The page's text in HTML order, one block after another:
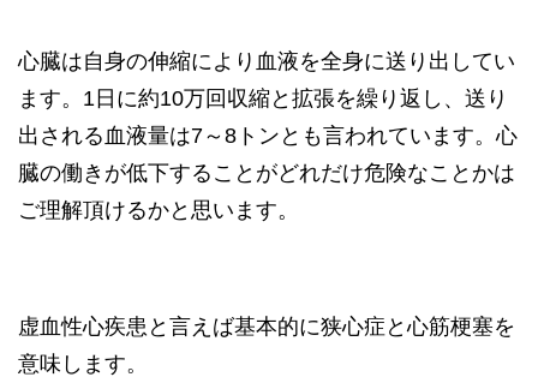
心臓は自身の伸縮により血液を全身に送り出してい
ます。1日に約10万回収縮と拡張を繰り返し、送り
出される血液量は7～8トンとも言われています。心
臓の働きが低下することがどれだけ危険なことかは
ご理解頂けるかと思います。
虚血性心疾患と言えば基本的に狭心症と心筋梗塞を
意味します。